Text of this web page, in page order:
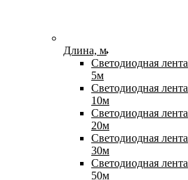
Длина, м
Светодиодная лента
5м
Светодиодная лента
10м
Светодиодная лента
20м
Светодиодная лента
30м
Светодиодная лента
50м